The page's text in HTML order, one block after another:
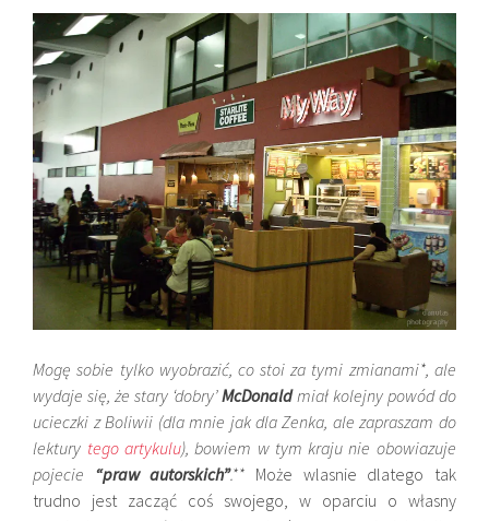
Mogę sobie tylko wyobrazić, co stoi za tymi zmianami*, ale
wydaje się, że stary ‘dobry’McDonaldmiał kolejny powód do
ucieczki z Boliwii (dla mnie jak dla Zenka, ale zapraszam do
lektury tego artykulu), bowiem w tym kraju nie obowiazuje
pojecie “praw autorskich”.** Może wlasnie dlatego tak
trudno jest zacząć coś swojego, w oparciu o własny